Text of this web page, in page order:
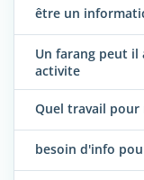
être un
Un farang peut il
activite
Quel travail pour
besoin d'info